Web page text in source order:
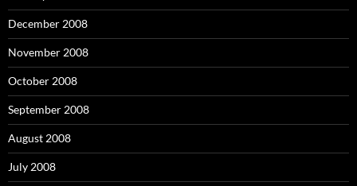
December 2008
November 2008
October 2008
September 2008
August 2008
July 2008